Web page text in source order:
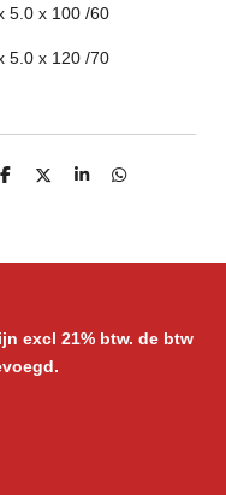
5.0 x 100 /60
5.0 x 120 /70
D
D
S
D
excl 21% btw. de btw